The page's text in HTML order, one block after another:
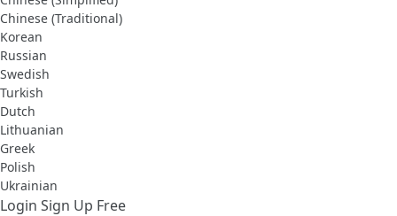
Chinese (Traditional)
Korean
Russian
Swedish
Turkish
Dutch
Lithuanian
Greek
Polish
Ukrainian
Login Sign Up Free